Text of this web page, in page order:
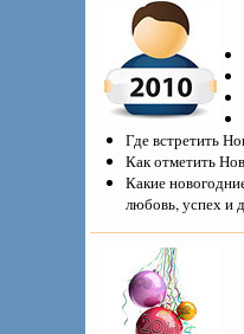
Где встретить
Как отметить
Какие
любовь, успех и